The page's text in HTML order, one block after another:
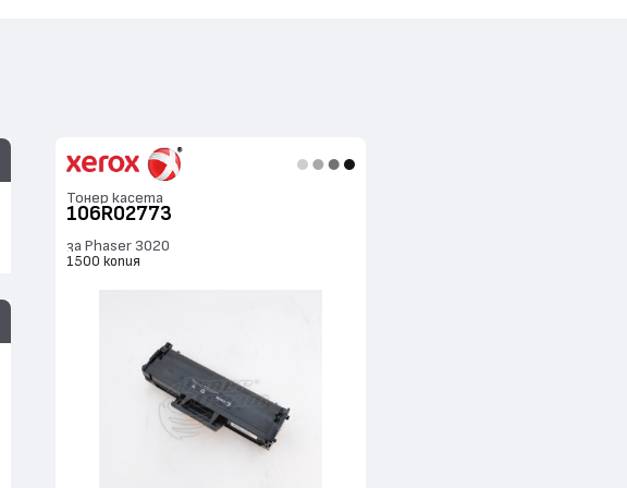
Тонер касета
106R02773
за Phaser 3020
1500 копия